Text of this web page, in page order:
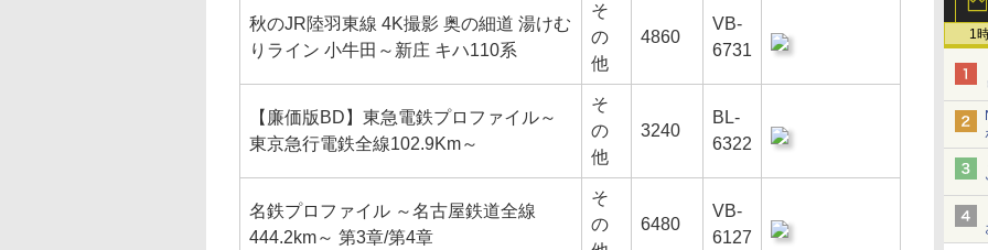
1
秋のJR陸羽東線 4K撮影 奥の細道 湯けむ
りライン 小牛田～新庄 キハ110系
そ
の
他
4860
VB-
6731
【廉価版BD】東急電鉄プロファイル～
東京急行電鉄全線102.9Km～
そ
の
他
3240
BL-
6322
名鉄プロファイル ～名古屋鉄道全線
444.2km～ 第3章/第4章
そ
の
6480
VB-
6127